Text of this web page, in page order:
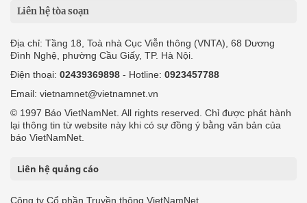
Liên hệ tòa soạn
Địa chỉ: Tầng 18, Toà nhà Cục Viễn thông (VNTA), 68 Dương
Đình Nghệ, phường Cầu Giấy, TP. Hà Nội.
Điện thoại: 02439369898 - Hotline: 0923457788
Email: vietnamnet@vietnamnet.vn
© 1997 Báo VietNamNet. All rights reserved. Chỉ được phát hành
lại thông tin từ website này khi có sự đồng ý bằng văn bản của
báo VietNamNet.
Liên hệ quảng cáo
Công ty Cổ phần Truyền thông VietNamNet